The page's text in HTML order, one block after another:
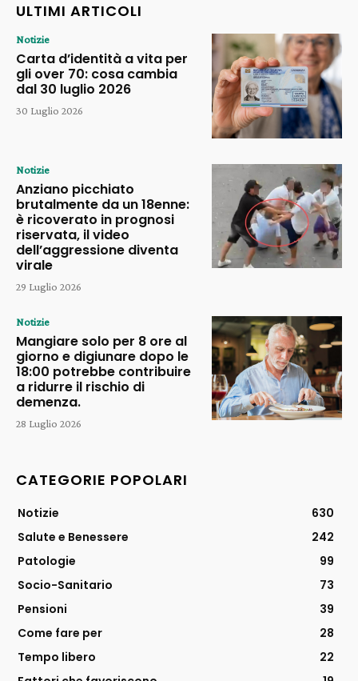
ULTIMI ARTICOLI
Notizie
Carta d’identità a vita per
gli over 70: cosa cambia
dal 30 luglio 2026
30 Luglio 2026
Notizie
Anziano picchiato
brutalmente da un 18enne:
è ricoverato in prognosi
riservata, il video
dell’aggressione diventa
virale
29 Luglio 2026
Notizie
Mangiare solo per 8 ore al
giorno e digiunare dopo le
18:00 potrebbe contribuire
a ridurre il rischio di
demenza.
28 Luglio 2026
CATEGORIE POPOLARI
Notizie
630
Salute e Benessere
242
Patologie
99
Socio-Sanitario
73
Pensioni
39
Come fare per
28
Tempo libero
22